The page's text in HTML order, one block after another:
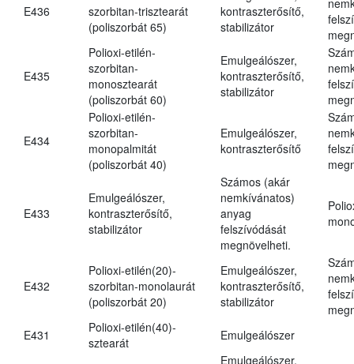
E436
szorbitan-trisztearát
(poliszorbát 65)
kontraszterősítő,
stabilizátor
E435
Polioxi-etilén-
szorbitan-
monosztearát
(poliszorbát 60)
Emulgeálószer,
kontraszterősítő,
stabilizátor
E434
Polioxi-etilén-
szorbitan-
monopalmitát
(poliszorbát 40)
Emulgeálószer,
kontraszterősítő
E433
Emulgeálószer,
kontraszterősítő,
stabilizátor
Számos (akár
nemkívánatos)
anyag
felszívódását
megnövelheti.
E432
Polioxi-etilén(20)-
szorbitan-monolaurát
(poliszorbát 20)
Emulgeálószer,
kontraszterősítő,
stabilizátor
E431
Polioxi-etilén(40)-
sztearát
Emulgeálószer
Emulgeálószer,